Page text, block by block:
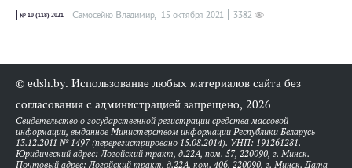
№ 10 (118) 2021 Самосейко Владимир, 15 октября 2021 3382
© edsh.by. Использование любых материалов сайта без
согласования с администрацией запрещено, 2026
Свидетельство о государственной регистрации средства массовой
информации, выданное Министерством информации Республики Беларусь
13.12.2011 № 1497 (перерегистрировано 15.08.2014). УНП: 191261281.
Юридический адрес: Логойский тракт, д.22А, пом. 57, 220090, г. Минск.
Почтовый адрес: Логойский тракт, д.22А, ком. 406, 220090, г. Минск. Дата